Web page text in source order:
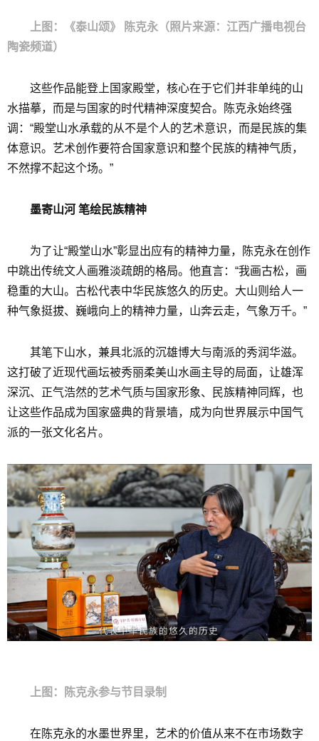
上图：《泰山颂》 陈克永（照片来源：江西广播电视台
陶瓷频道）
这些作品能登上国家殿堂，核心在于它们并非单纯的山
水描摹，而是与国家的时代精神深度契合。陈克永始终强
调：“殿堂山水承载的从不是个人的艺术意识，而是民族的集
体意识。艺术创作要符合国家意识和整个民族的精神气质，
不然撑不起这个场。”
墨寄山河 笔绘民族精神
为了让“殿堂山水”彰显出应有的精神力量，陈克永在创作
中跳出传统文人画雅淡疏朗的格局。他直言：“我画古松，画
稳重的大山。古松代表中华民族悠久的历史。大山则给人一
种气象挺拔、巍峨向上的精神力量，山奔云走，气象万千。”
其笔下山水，兼具北派的沉雄博大与南派的秀润华滋。
这打破了近现代画坛被秀丽柔美山水画主导的局面，让雄浑
深沉、正气浩然的艺术气质与国家形象、民族精神同辉，也
让这些作品成为国家盛典的背景墙，成为向世界展示中国气
派的一张文化名片。
上图：陈克永参与节目录制
在陈克永的水墨世界里，艺术的价值从来不在市场数字